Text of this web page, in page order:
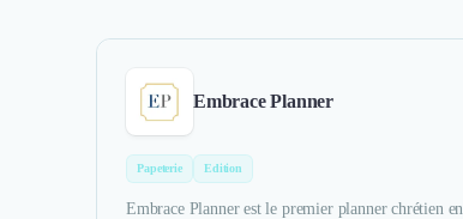
Embrace Planner
Papeterie Edition
Embrace Planner est le premier planner chrétien en